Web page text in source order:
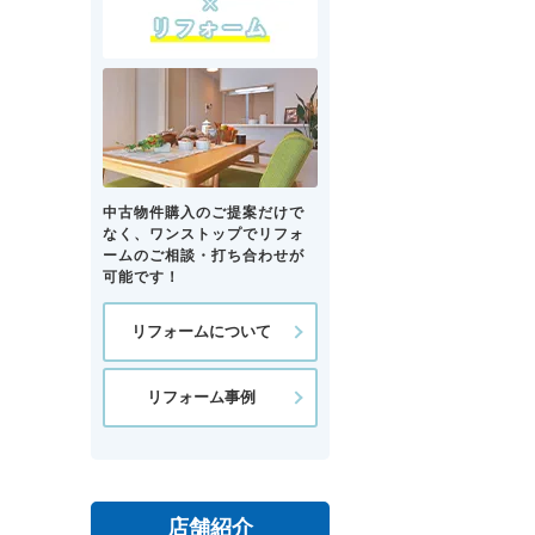
中古物件購入のご提案だけで
なく、ワンストップでリフォ
ームのご相談・打ち合わせが
可能です！
リフォームについて
リフォーム事例
店舗紹介